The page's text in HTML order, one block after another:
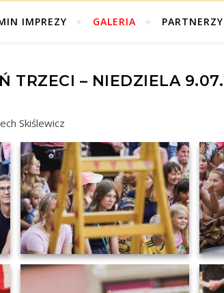
IMPREZY GALERIA PARTNERZY
TRZECI – NIEDZIELA
Skiślewicz